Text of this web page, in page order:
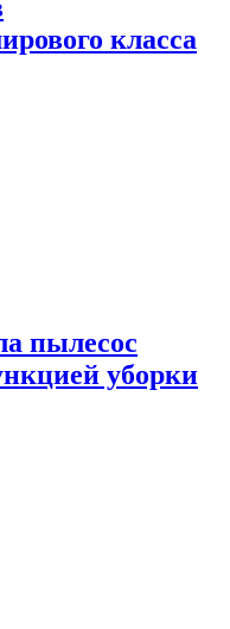
класса
пылесос
уборки